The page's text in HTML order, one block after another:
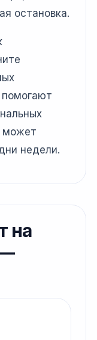
остановка.
помогают
может
недели.
на